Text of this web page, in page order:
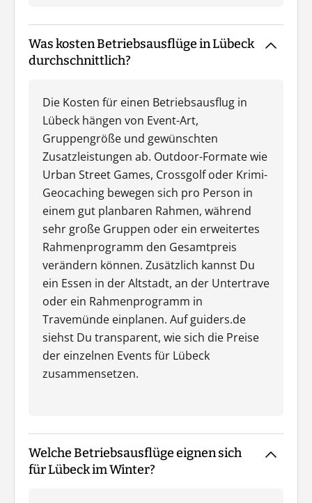
Was kosten Betriebsausflüge in Lübeck
durchschnittlich?
Die Kosten für einen Betriebsausflug in
Lübeck hängen von Event-Art,
Gruppengröße und gewünschten
Zusatzleistungen ab. Outdoor-Formate wie
Urban Street Games, Crossgolf oder Krimi-
Geocaching bewegen sich pro Person in
einem gut planbaren Rahmen, während
sehr große Gruppen oder ein erweitertes
Rahmenprogramm den Gesamtpreis
verändern können. Zusätzlich kannst Du
ein Essen in der Altstadt, an der Untertrave
oder ein Rahmenprogramm in
Travemünde einplanen. Auf guiders.de
siehst Du transparent, wie sich die Preise
der einzelnen Events für Lübeck
zusammensetzen.
Welche Betriebsausflüge eignen sich
für Lübeck im Winter?